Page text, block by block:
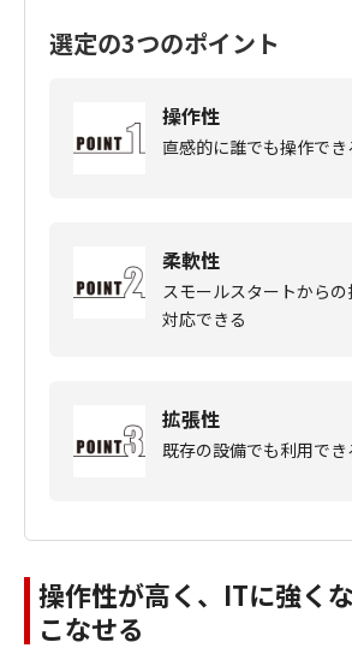
選定の3つのポイント
操作性
直感的に誰でも操作でき
柔軟性
スモールスタートから
対応できる
拡張性
既存の設備でも利用でき
操作性が高く、ITに強く
こなせる